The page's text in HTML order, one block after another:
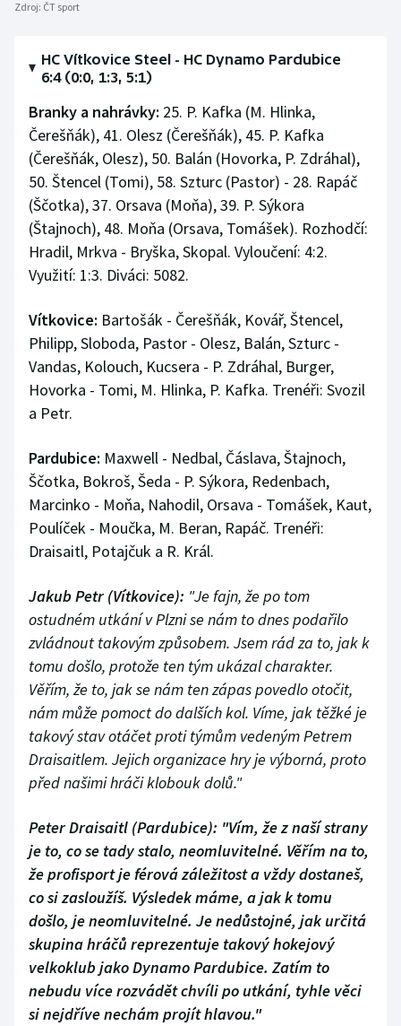
Zdroj: ČT sport
HC Vítkovice Steel - HC Dynamo Pardubice
6:4 (0:0, 1:3, 5:1)
Branky a nahrávky: 25. P. Kafka (M. Hlinka,
Čerešňák), 41. Olesz (Čerešňák), 45. P. Kafka
(Čerešňák, Olesz), 50. Balán (Hovorka, P. Zdráhal),
50. Štencel (Tomi), 58. Szturc (Pastor) - 28. Rapáč
(Ščotka), 37. Orsava (Moňa), 39. P. Sýkora
(Štajnoch), 48. Moňa (Orsava, Tomášek). Rozhodčí:
Hradil, Mrkva - Bryška, Skopal. Vyloučení: 4:2.
Využití: 1:3. Diváci: 5082.
Vítkovice: Bartošák - Čerešňák, Kovář, Štencel,
Philipp, Sloboda, Pastor - Olesz, Balán, Szturc -
Vandas, Kolouch, Kucsera - P. Zdráhal, Burger,
Hovorka - Tomi, M. Hlinka, P. Kafka. Trenéři: Svozil
a Petr.
Pardubice: Maxwell - Nedbal, Čáslava, Štajnoch,
Ščotka, Bokroš, Šeda - P. Sýkora, Redenbach,
Marcinko - Moňa, Nahodil, Orsava - Tomášek, Kaut,
Poulíček - Moučka, M. Beran, Rapáč. Trenéři:
Draisaitl, Potajčuk a R. Král.
Jakub Petr (Vítkovice): "Je fajn, že po tom
ostudném utkání v Plzni se nám to dnes podařilo
zvládnout takovým způsobem. Jsem rád za to, jak k
tomu došlo, protože ten tým ukázal charakter.
Věřím, že to, jak se nám ten zápas povedlo otočit,
nám může pomoct do dalších kol. Víme, jak těžké je
takový stav otáčet proti týmům vedeným Petrem
Draisaitlem. Jejich organizace hry je výborná, proto
před našimi hráči klobouk dolů."
Peter Draisaitl (Pardubice): "Vím, že z naší strany
je to, co se tady stalo, neomluvitelné. Věřím na to,
že profisport je férová záležitost a vždy dostaneš,
co si zasloužíš. Výsledek máme, a jak k tomu
došlo, je neomluvitelné. Je nedůstojné, jak určitá
skupina hráčů reprezentuje takový hokejový
velkoklub jako Dynamo Pardubice. Zatím to
nebudu více rozvádět chvíli po utkání, tyhle věci
si nejdříve nechám projít hlavou."